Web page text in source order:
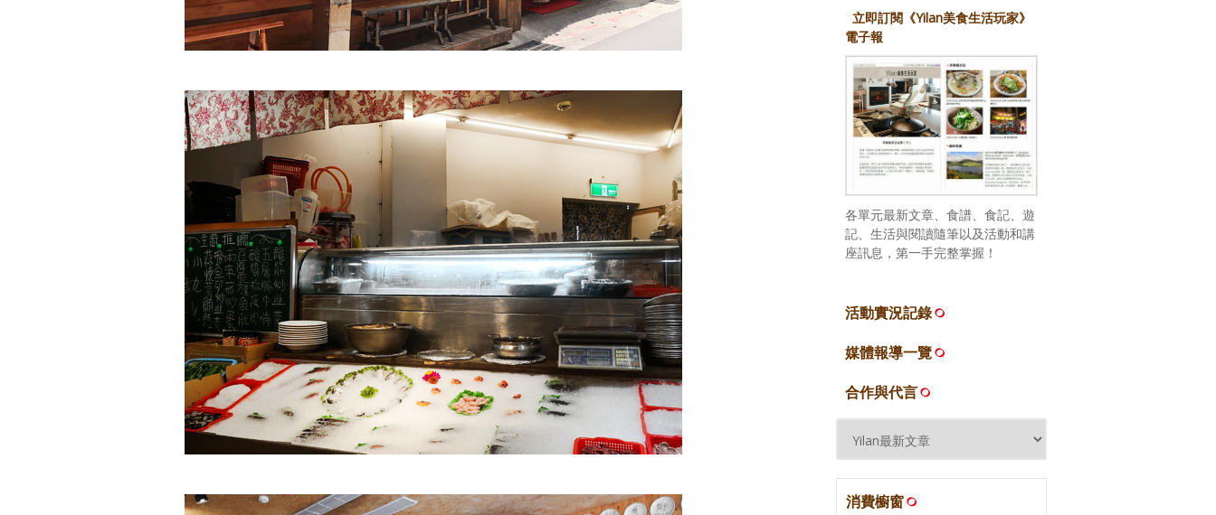
立即訂閱《Yilan美食生活玩家》
電子報
各單元最新文章、食譜、食記、遊
記、生活與閱讀隨筆以及活動和講
座訊息，第一手完整掌握！
活動實況記錄
媒體報導一覽
合作與代言
消費櫥窗